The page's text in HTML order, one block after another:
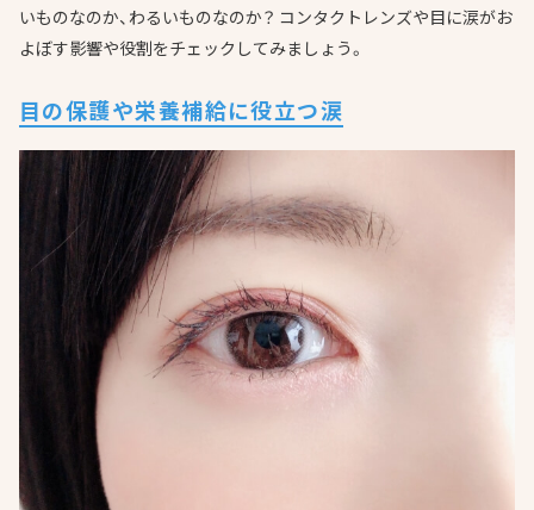
いものなのか、わるいものなのか？ コンタクトレンズや目に涙がお
よぼす影響や役割をチェックしてみましょう。
目の保護や栄養補給に役立つ涙